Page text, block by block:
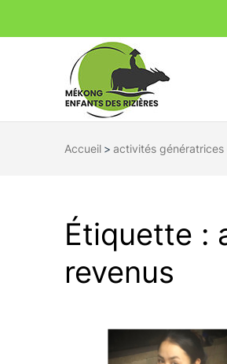
Accueil > activités génératrices
Étiquette :
revenus